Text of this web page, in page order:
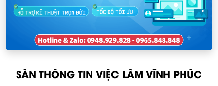
SÀN THÔNG TIN VIỆC LÀM VĨNH PHÚC